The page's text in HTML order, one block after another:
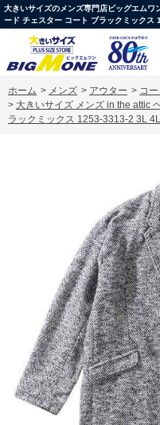
大きいサイズのメンズ専門店ビッグエム
ード チェスター コート ブラックミック
ホーム > メンズ > アウター > コー
> 大きいサイズ メンズ in the attic
ラックミックス 1253-3313-2 3L 4L